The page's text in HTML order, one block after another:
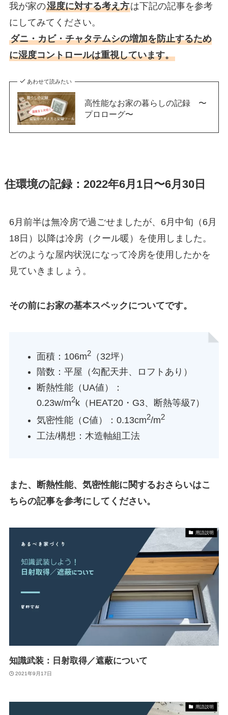
我が家の湿度に対する考え方は下記の記事を参考
にしてみてください。
ダニ・カビ・チャタテムシの増加を防止するため
に湿度コントロールは重視しています。
あわせて読みたい
高性能なお家の暮らしの記録 〜
プロローグ〜
住環境の記録：2022年6月1日〜6月30日
6月前半は無冷房で過ごせましたが、6月中旬（6月
18日）以降は冷房（クール暖）を使用しました。
どのような屋内状況になって冷房を使用したかを
見ていきましょう。
その前にお家の基本スペックについてです。
面積：106m2（32坪）
階数：平屋（勾配天井、ロフトあり）
断熱性能（UA値）：
0.23w/m2k（HEAT20・G3、断熱等級7）
気密性能（C値）：0.13cm2/m2
工法/構想：木造軸組工法
また、断熱性能、気密性能に関するおさらいはこ
ちらの記事を参考にしてください。
用語説明
知識武装：日射取得／遮蔽について
2021年9月17日
用語説明